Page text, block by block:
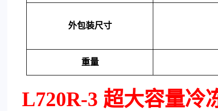
外包装尺寸
重量
L720R-3 超大容量冷